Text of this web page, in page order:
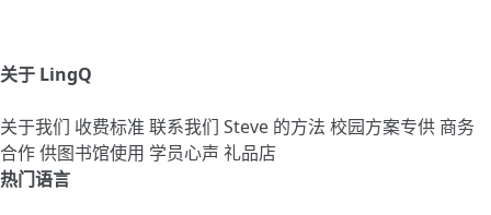
关于 LingQ
关于我们 收费标准 联系我们 Steve 的方法 校园方案专供 商务
合作供图书馆使用 学员心声 礼品店
热门语言